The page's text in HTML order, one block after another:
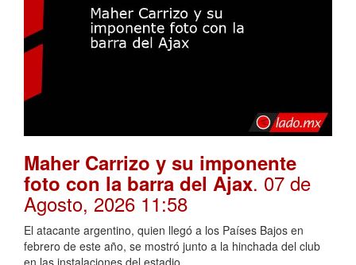
Maher Carrizo y su imponente
foto con la barra del Ajax. 07 de
Agosto, 2026 11:58
El atacante argentino, quien llegó a los Países Bajos en
febrero de este año, se mostró junto a la hinchada del club